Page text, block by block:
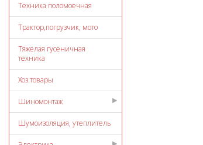
Техника поломоечная
Трактор,погрузчик, мото
Тяжелая гусеничная
техника
Хоз.товары
Шиномонтаж
Шумоизоляция, утеплитель